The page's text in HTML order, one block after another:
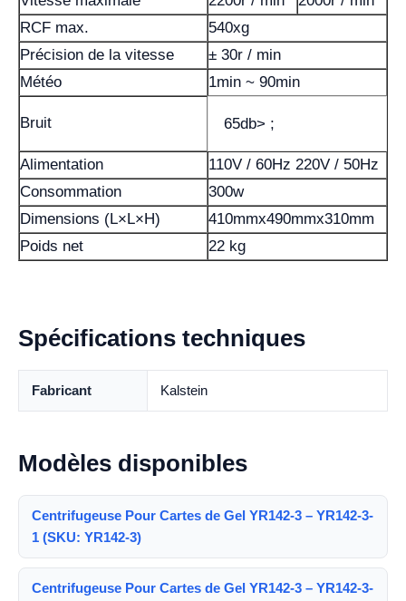
RCF max.
540xg
Précision de la vitesse
± 30r / min
Météo
1min ~ 90min
Bruit 65db> ;
Alimentation
110V / 60Hz 220V / 50Hz
Consommation
300w
Dimensions (L×L×H)
410mmx490mmx310mm
Poids net
22 kg
Spécifications techniques
Fabricant Kalstein
Modèles disponibles
Centrifugeuse Pour Cartes de Gel YR142-3 – YR142-3-
1 (SKU: YR142-3)
Centrifugeuse Pour Cartes de Gel YR142-3 – YR142-3-